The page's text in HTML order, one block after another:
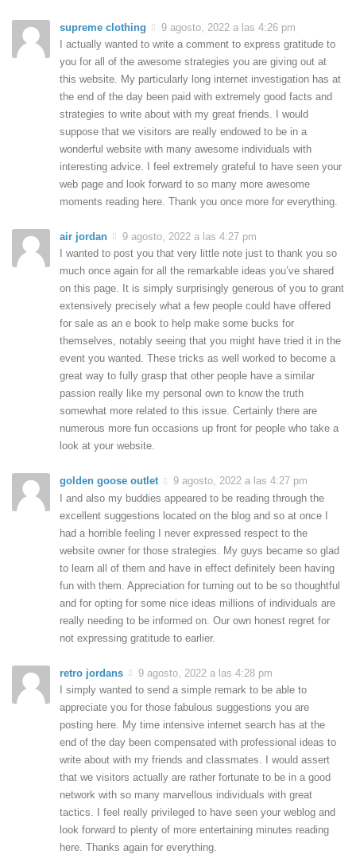
supreme clothing
9 agosto, 2022 a las 4:26 pm
I actually wanted to write a comment to express gratitude to
you for all of the awesome strategies you are giving out at
this website. My particularly long internet investigation has at
the end of the day been paid with extremely good facts and
strategies to write about with my great friends. I would
suppose that we visitors are really endowed to be in a
wonderful website with many awesome individuals with
interesting advice. I feel extremely grateful to have seen your
web page and look forward to so many more awesome
moments reading here. Thank you once more for everything.
air jordan
9 agosto, 2022 a las 4:27 pm
I wanted to post you that very little note just to thank you so
much once again for all the remarkable ideas you’ve shared
on this page. It is simply surprisingly generous of you to grant
extensively precisely what a few people could have offered
for sale as an e book to help make some bucks for
themselves, notably seeing that you might have tried it in the
event you wanted. These tricks as well worked to become a
great way to fully grasp that other people have a similar
passion really like my personal own to know the truth
somewhat more related to this issue. Certainly there are
numerous more fun occasions up front for people who take a
look at your website.
golden goose outlet
9 agosto, 2022 a las 4:27 pm
I and also my buddies appeared to be reading through the
excellent suggestions located on the blog and so at once I
had a horrible feeling I never expressed respect to the
website owner for those strategies. My guys became so glad
to learn all of them and have in effect definitely been having
fun with them. Appreciation for turning out to be so thoughtful
and for opting for some nice ideas millions of individuals are
really needing to be informed on. Our own honest regret for
not expressing gratitude to earlier.
retro jordans
9 agosto, 2022 a las 4:28 pm
I simply wanted to send a simple remark to be able to
appreciate you for those fabulous suggestions you are
posting here. My time intensive internet search has at the
end of the day been compensated with professional ideas to
write about with my friends and classmates. I would assert
that we visitors actually are rather fortunate to be in a good
network with so many marvellous individuals with great
tactics. I feel really privileged to have seen your weblog and
look forward to plenty of more entertaining minutes reading
here. Thanks again for everything.